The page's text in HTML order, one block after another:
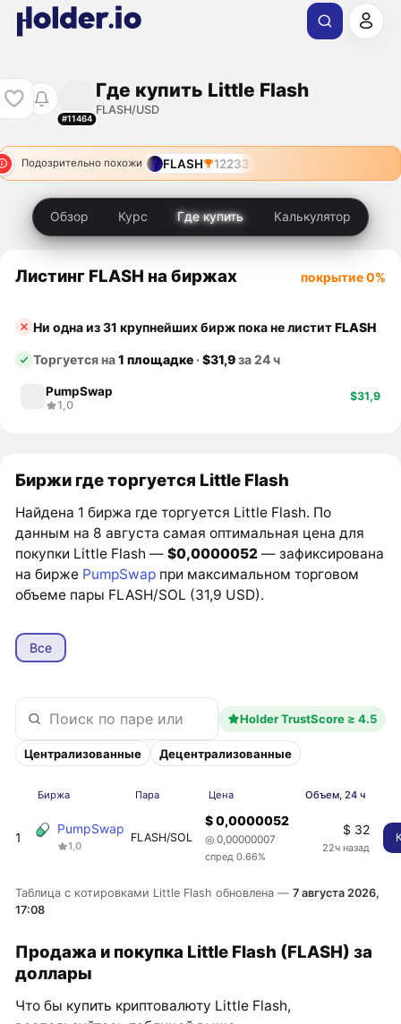
#11464
Где купить Little Flash
FLASH/USD
Подозрительно похожи FLASH 12233
Обзор Курс Где купить Калькулятор
Листинг FLASH на биржах покрытие 0%
Ни одна из 31 крупнейших бирж пока не листитFLASH
Торгуется на1 площадке ·$31,9за 24 ч
PumpSwap
1,0
$31,9
Биржи где торгуется Little Flash
Найдена 1 биржа где торгуется Little Flash. По
данным на 8 августа самая оптимальная цена для
покупки Little Flash —$0,0000052 — зафиксирована
на бирже PumpSwap при максимальном торговом
объеме пары FLASH/SOL (31,9 USD).
Все
Holder TrustScore ≥ 4.5
Централизованные Децентрализованные
Биржа Пара Цена Объем, 24 ч
1
PumpSwap
1,0
FLASH/SOL
$ 0,0000052
◎ 0,00000007
спред 0.66%
$ 32
22ч назад
Таблица с котировками Little Flash обновлена —7 августа 2026,
17:08
Продажа и покупка Little Flash (FLASH) за
доллары
Что бы купить криптовалюту Little Flash,